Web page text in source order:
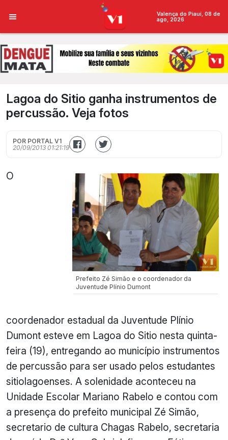
Valença do Piauí, 08 de
ago, 2026
Lagoa do Sitio ganha instrumentos de
percussão. Veja fotos
POR PORTAL V1
20/09/2013 01:21:19
Prefeito Zé Simão e o coordenador da
Juventude Plínio Dumont
O
coordenador estadual da Juventude Plínio
Dumont esteve em Lagoa do Sitio nesta quinta-
feira (19), entregando ao município instrumentos
de percussão para ser usado pelos estudantes
sitiolagoenses. A solenidade aconteceu na
Unidade Escolar Mariano Rabelo e contou com
a presença do prefeito municipal Zé Simão,
secretario de cultura Chagas Rabelo, secretaria